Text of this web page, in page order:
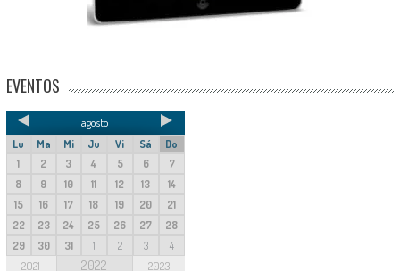
EVENTOS
agosto
Lu Ma Mi Ju Vi Sá
Do
1
2 3 4 5 6
7
8
9 10 11 12 13
14
15
16 17 18 19 20
21
22
23 24 25 26 27
28
29
30 31 1 2 3 4
2021 2022 2023